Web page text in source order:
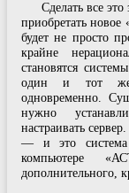
Сделать все
приобретать новое
будет не просто
крайне
становятся
один и тот же
одновременно.
нужно
настраивать
— и это система
компьютере
дополнительного,